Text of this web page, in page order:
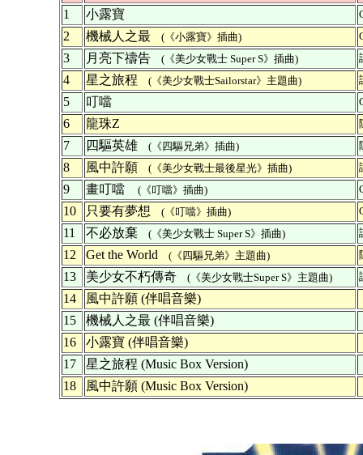
1
小露寶
2 機械人之最(《小露寶》插曲)
3 月亮下禱告(《美少女戰士 Super S》插曲)
4 星之旅程 (《美少女戰士Sailorstar》主題曲)
5 叮噹
6 龍珠Z
7 四驅英雄(《四驅兄弟》插曲)
8 風中許願 (《美少女戰士最後星光》插曲)
9 畫叮噹(《叮噹》插曲)
10 只要有夢想 (《叮噹》插曲)
11 不必放棄(《美少女戰士 Super S》插曲)
12 Get the World(《四驅兄弟》主題曲)
13 美少女不朽傳奇(《美少女戰士Super S》主題曲)
14
風中許願 (伴唱音樂)
15
機械人之最 (伴唱音樂)
16
小露寶 (伴唱音樂)
17
星之旅程 (Music Box Version)
18
風中許願 (Music Box Version)